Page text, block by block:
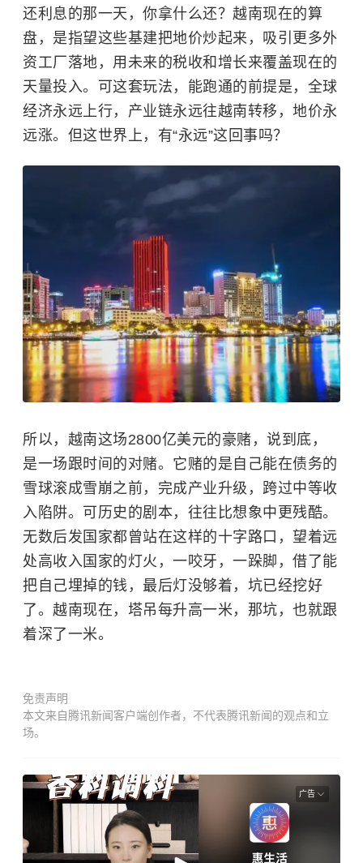
还利息的那一天，你拿什么还？越南现在的算
盘，是指望这些基建把地价炒起来，吸引更多外
资工厂落地，用未来的税收和增长来覆盖现在的
天量投入。可这套玩法，能跑通的前提是，全球
经济永远上行，产业链永远往越南转移，地价永
远涨。但这世界上，有“永远”这回事吗？
所以，越南这场2800亿美元的豪赌，说到底，
是一场跟时间的对赌。它赌的是自己能在债务的
雪球滚成雪崩之前，完成产业升级，跨过中等收
入陷阱。可历史的剧本，往往比想象中更残酷。
无数后发国家都曾站在这样的十字路口，望着远
处高收入国家的灯火，一咬牙，一跺脚，借了能
把自己埋掉的钱，最后灯没够着，坑已经挖好
了。越南现在，塔吊每升高一米，那坑，也就跟
着深了一米。
免责声明
本文来自腾讯新闻客户端创作者，不代表腾讯新闻的观点和立
场。
广告